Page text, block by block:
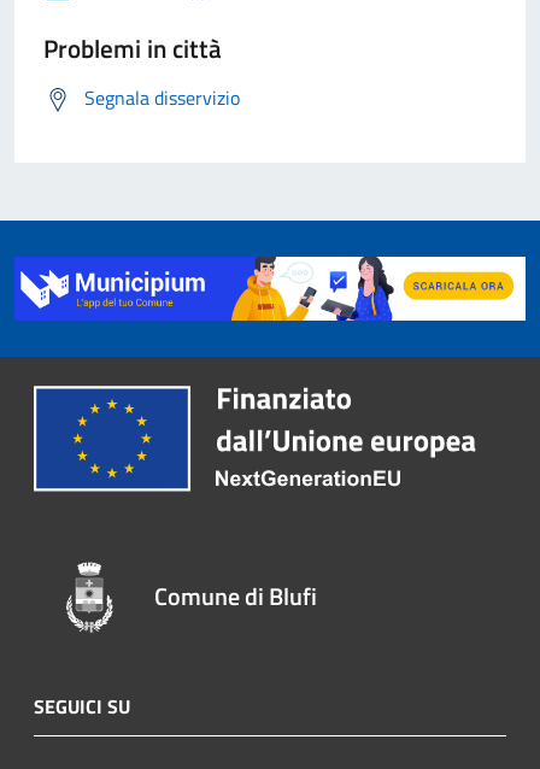
Problemi in città
Segnala disservizio
Comune di Blufi
SEGUICI SU